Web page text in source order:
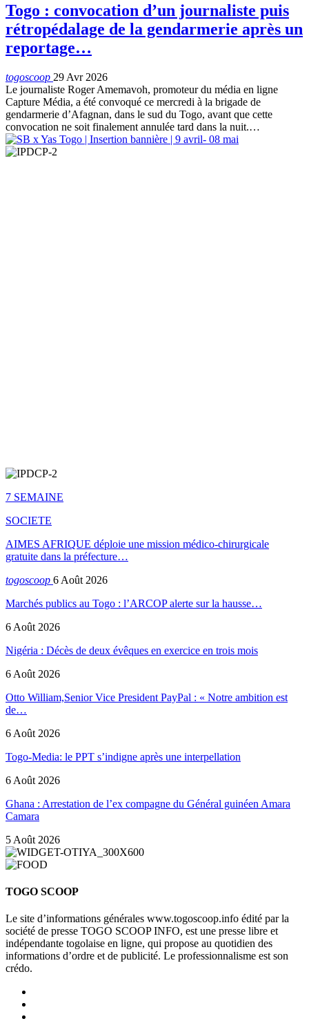
Togo : convocation d’un journaliste puis
rétropédalage de la gendarmerie après un
reportage…
togoscoop 29 Avr 2026
Le journaliste Roger Amemavoh, promoteur du média en ligne
Capture Média, a été convoqué ce mercredi à la brigade de
gendarmerie d’Afagnan, dans le sud du Togo, avant que cette
convocation ne soit finalement annulée tard dans la nuit.…
7 SEMAINE
SOCIETE
AIMES AFRIQUE déploie une mission médico-chirurgicale
gratuite dans la préfecture…
togoscoop 6 Août 2026
Marchés publics au Togo : l’ARCOP alerte sur la hausse…
6 Août 2026
Nigéria : Décès de deux évêques en exercice en trois mois
6 Août 2026
Otto William,Senior Vice President PayPal : « Notre ambition est
de…
6 Août 2026
Togo-Media: le PPT s’indigne après une interpellation
6 Août 2026
Ghana : Arrestation de l’ex compagne du Général guinéen Amara
Camara
5 Août 2026
TOGO SCOOP
Le site d’informations générales www.togoscoop.info édité par la
société de presse TOGO SCOOP INFO, est une presse libre et
indépendante togolaise en ligne, qui propose au quotidien des
informations d’ordre et de publicité. Le professionnalisme est son
crédo.